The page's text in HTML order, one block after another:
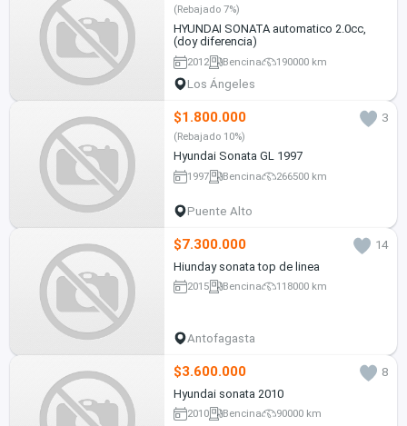
(Rebajado 7%)
HYUNDAI SONATA automatico 2.0cc,
(doy diferencia)
2012 Bencina 190000 km
Los Ángeles
$1.800.000 3
(Rebajado 10%)
Hyundai Sonata GL 1997
1997 Bencina 266500 km
Puente Alto
$7.300.000
14
Hiunday sonata top de linea
2015 Bencina 118000 km
Antofagasta
$3.600.000
8
Hyundai sonata 2010
2010 Bencina 90000 km